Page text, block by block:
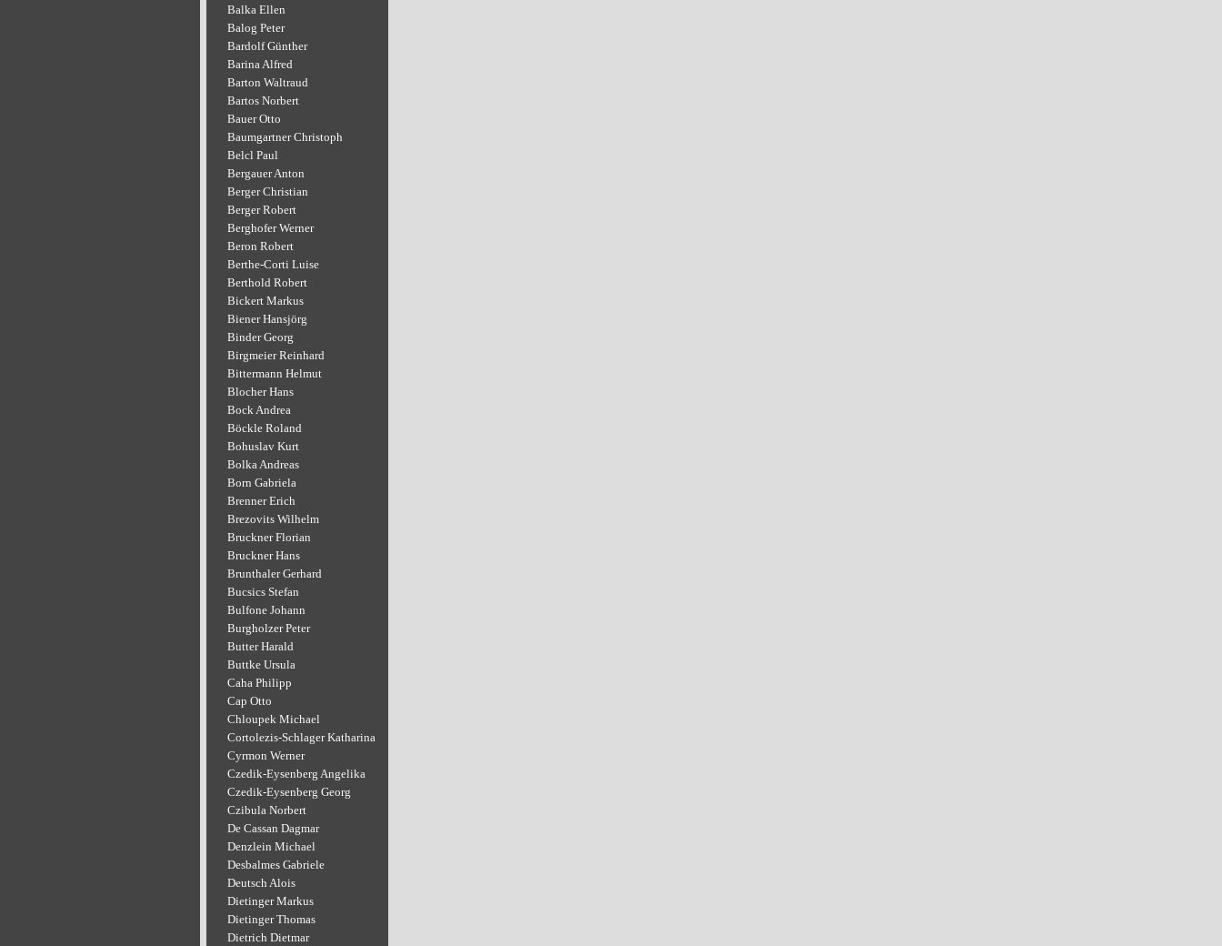
Balka Ellen
Balog Peter
Bardolf Günther
Barina Alfred
Barton Waltraud
Bartos Norbert
Bauer Otto
Baumgartner Christoph
Belcl Paul
Bergauer Anton
Berger Christian
Berger Robert
Berghofer Werner
Beron Robert
Berthe-Corti Luise
Berthold Robert
Bickert Markus
Biener Hansjörg
Binder Georg
Birgmeier Reinhard
Bittermann Helmut
Blocher Hans
Bock Andrea
Böckle Roland
Bohuslav Kurt
Bolka Andreas
Born Gabriela
Brenner Erich
Brezovits Wilhelm
Bruckner Florian
Bruckner Hans
Brunthaler Gerhard
Bucsics Stefan
Bulfone Johann
Burgholzer Peter
Butter Harald
Buttke Ursula
Caha Philipp
Cap Otto
Chloupek Michael
Cortolezis-Schlager Katharina
Cyrmon Werner
Czedik-Eysenberg Angelika
Czedik-Eysenberg Georg
Czibula Norbert
De Cassan Dagmar
Denzlein Michael
Desbalmes Gabriele
Deutsch Alois
Dietinger Markus
Dietinger Thomas
Dietrich Dietmar